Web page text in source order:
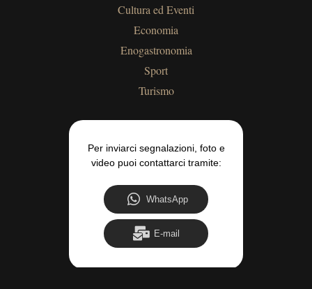
Cultura ed Eventi
Economia
Enogastronomia
Sport
Turismo
Per inviarci segnalazioni, foto e
video puoi contattarci tramite:
WhatsApp
E-mail